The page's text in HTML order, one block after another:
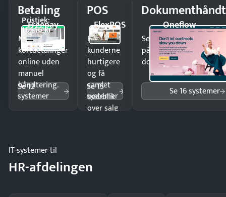
Betaling
Freepay
Pristjek:
11.556 kr
Modtag
kortbetalinger
online uden
manuel
håndtering.
Se 12
systemer
POS
FlexPOS
Ekspedér
kunderne
hurtigere
og få
samlet
overblik
over salg
Se 15
systemer
Oneflow
Send kontrakter til
på minutter og mist
dokumenter.
Se 16 systemer
IT-systemer til
HR-afdelingen